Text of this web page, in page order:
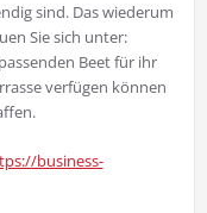
sind. Das wiederum
Sie sich unter:
Beet für ihr
verfügen können
business-